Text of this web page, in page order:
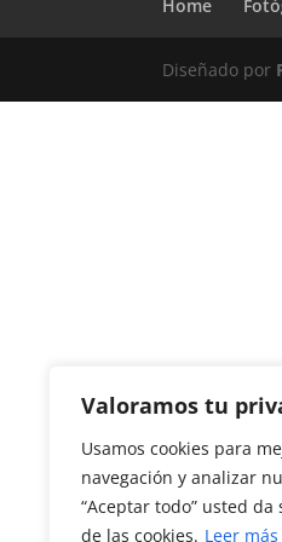
Valoramos tu
Usamos cookies para
navegación y analizar
“Aceptar todo” usted
de las cookies. Leer más
Home
Diseñado por